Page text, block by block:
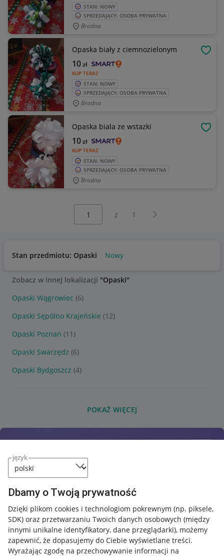
język
Dbamy o Twoją prywatność
Dzięki plikom cookies i technologiom pokrewnym (np. piksele,
SDK) oraz przetwarzaniu Twoich danych osobowych (między
innymi unikalne identyfikatory, dane przeglądarki), możemy
zapewnić, że dopasujemy do Ciebie wyświetlane treści.
Wyrażając zgodę na przechowywanie informacji na
STAN: NOWY
SPRZEDAJĄCY: OSOBA PRYWATNA
Brodna
Opaska biały z ciemnozielonym
KUP TERAZ
10zł
STAN: NOWY
SPRZEDAJĄCY: OSOBA PRYWATNA
Brodna
Opaska biala ze wstazki
KUP TERAZ
10zł
STAN: NOWY
SPRZEDAJĄCY: OSOBA PRYWATNA
Brodna
z 1 Następna strona
Stan przedmiotu: Opaski Nowy
Zobacz w innej lokalizacji "Opaski"
Opaski Wągrowiec (6)
Opaski Sępólno Krajeńskie (12)
Opaski Poznań (11)
Opaski Swarzędz (6)
Opaski Bydgoszcz (4)
POKAŻ WIĘCEJ